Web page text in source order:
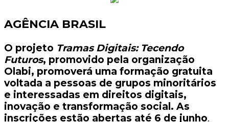
AGÊNCIA BRASIL
O projeto Tramas Digitais: Tecendo
Futuros, promovido pela organização
Olabi, promoverá uma formação gratuita
voltada a pessoas de grupos minoritários
e interessadas em direitos digitais,
inovação e transformação social. As
inscrições estão abertas até 6 de junho.